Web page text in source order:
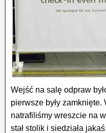
Wejść na salę odpraw
pierwsze były zamknięte.
natrafiliśmy wreszcie na
stał stolik i siedziała